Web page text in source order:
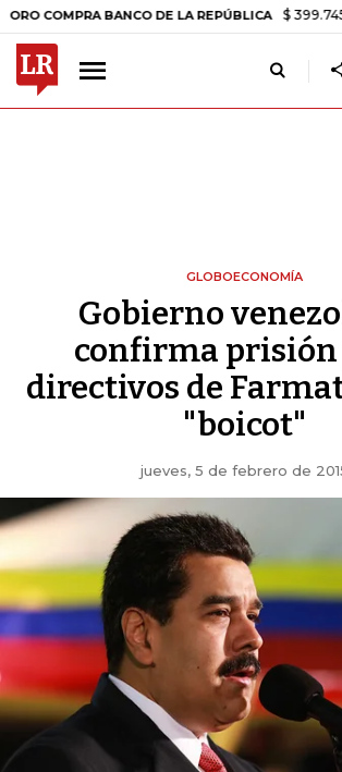
BANCO DE LA REPÚBLICA $ 399.745,16 +$
GLOBOECONOMÍA
Gobierno
confirma prisión
directivos de
"boicot"
jueves, 5 de febrero de